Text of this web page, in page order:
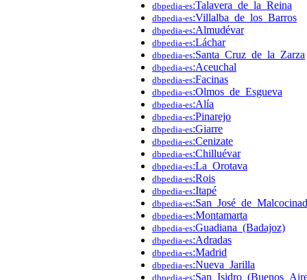
dbpedia-es:Talavera_de_la_Reina
dbpedia-es:Villalba_de_los_Barros
dbpedia-es:Almudévar
dbpedia-es:Láchar
dbpedia-es:Santa_Cruz_de_la_Zarza
dbpedia-es:Aceuchal
dbpedia-es:Facinas
dbpedia-es:Olmos_de_Esgueva
dbpedia-es:Alía
dbpedia-es:Pinarejo
dbpedia-es:Giarre
dbpedia-es:Cenizate
dbpedia-es:Chilluévar
dbpedia-es:La_Orotava
dbpedia-es:Rois
dbpedia-es:Itapé
dbpedia-es
dbpedia-es:Montamarta
dbpedia-es:Guadiana_(Badajoz)
dbpedia-es:Adradas
dbpedia-es:Madrid
dbpedia-es:Nueva_Jarilla
dbpedia-es